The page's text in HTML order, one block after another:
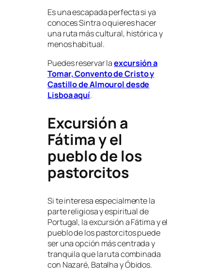
Es una escapada perfecta si ya
conoces Sintra o quieres hacer
una ruta más cultural, histórica y
menos habitual.
Puedes reservar laexcursión a
Tomar, Convento de Cristo y
Castillo de Almourol desde
Lisboa aquí.
Excursión a
Fátima y el
pueblo de los
pastorcitos
Si te interesa especialmente la
parte religiosa y espiritual de
Portugal, la excursión a Fátima y el
pueblo de los pastorcitos puede
ser una opción más centrada y
tranquila que la ruta combinada
con Nazaré, Batalha y Óbidos.